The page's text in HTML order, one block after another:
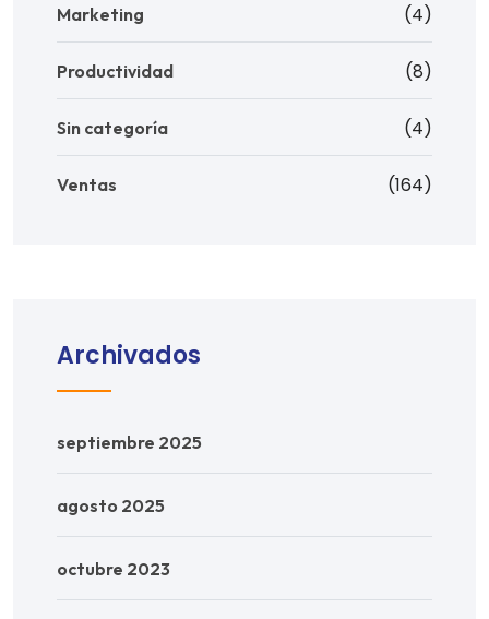
Marketing (4)
Productividad (8)
Sin categoría (4)
Ventas (164)
Archivados
septiembre 2025
agosto 2025
octubre 2023